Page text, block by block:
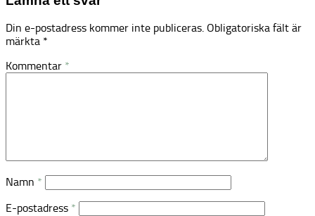
Din e-postadress kommer inte publiceras. Obligatoriska fält är
märkta *
Kommentar *
Namn *
E-postadress *